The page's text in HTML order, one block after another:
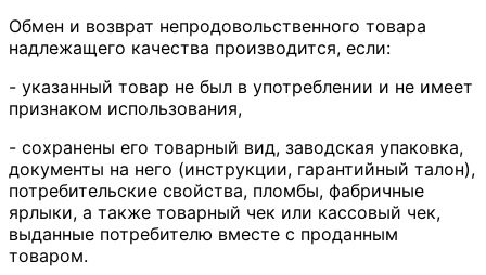
Обмен и возврат непродовольственного товара
надлежащего качества производится, если:
- указанный товар не был в употреблении и не имеет
признаком использования,
- сохранены его товарный вид, заводская упаковка,
документы на него (инструкции, гарантийный талон),
потребительские свойства, пломбы, фабричные
ярлыки, а также товарный чек или кассовый чек,
выданные потребителю вместе с проданным
товаром.